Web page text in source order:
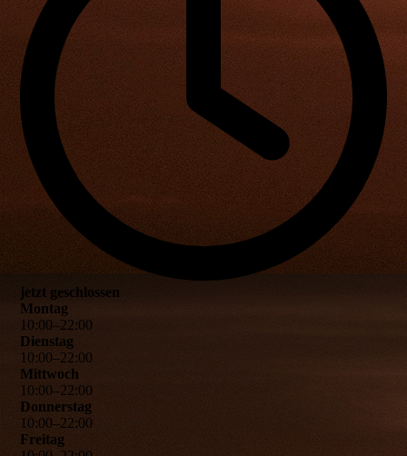
jetzt geschlossen
Montag
10:00–22:00
Dienstag
10:00–22:00
Mittwoch
10:00–22:00
Donnerstag
10:00–22:00
Freitag